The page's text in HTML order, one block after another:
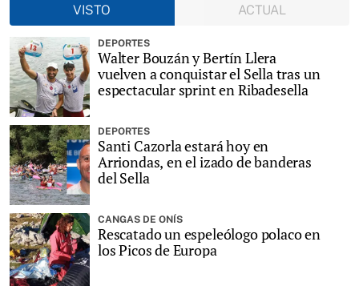
VISTO
ACTUAL
DEPORTES
Walter Bouzán y Bertín Llera
vuelven a conquistar el Sella tras un
espectacular sprint en Ribadesella
DEPORTES
Santi Cazorla estará hoy en
Arriondas, en el izado de banderas
del Sella
CANGAS DE ONÍS
Rescatado un espeleólogo polaco en
los Picos de Europa